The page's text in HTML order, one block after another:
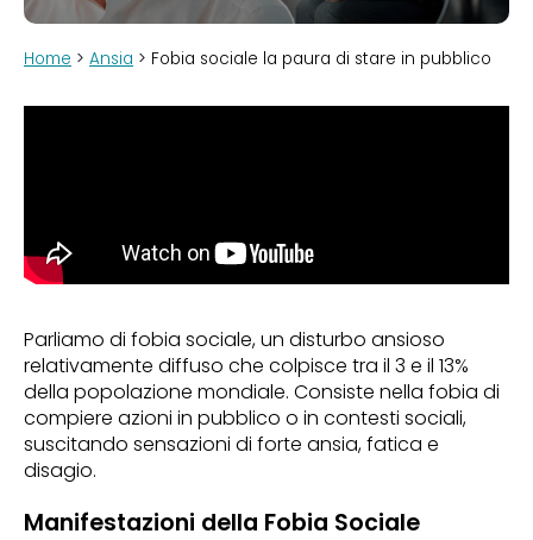
Home > Ansia > Fobia sociale la paura di stare in pubblico
Parliamo di fobia sociale, un disturbo ansioso
relativamente diffuso che colpisce tra il 3 e il 13%
della popolazione mondiale. Consiste nella fobia di
compiere azioni in pubblico o in contesti sociali,
suscitando sensazioni di forte ansia, fatica e
disagio.
Manifestazioni della Fobia Sociale